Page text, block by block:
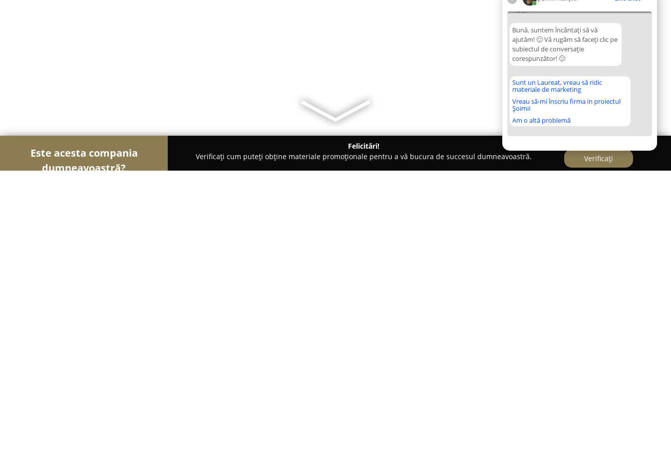
18:21
Bună, suntem încântați să vă
ajutăm! 🙂 Vă rugăm să faceți clic pe
subiectul de conversație
corespunzător! 🙂
Sunt un Laureat, vreau să ridic
materiale de marketing
Vreau să-mi înscriu firma in proiectul
Șoimii
Am o altă problemă
Este acesta compania
dumneavoastră?
Felicitări!
Verificați cum puteți obține materiale promoționale pentru a vă bucura de succesul dumneavoastră.
Verificați